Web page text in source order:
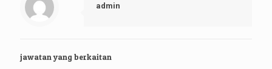
admin
jawatan yang berkaitan